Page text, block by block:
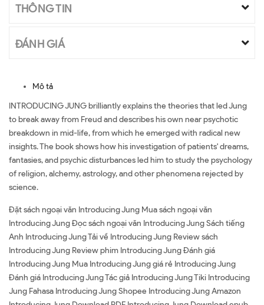
THÔNG TIN
ĐÁNH GIÁ
Mô tả
INTRODUCING JUNG brilliantly explains the theories that led Jung
to break away from Freud and describes his own near psychotic
breakdown in mid-life, from which he emerged with radical new
insights. The book shows how his investigation of patients' dreams,
fantasies, and psychic disturbances led him to study the psychology
of religion, alchemy, astrology, and other phenomena rejected by
science.
Đặt sách ngoại văn Introducing Jung Mua sách ngoại văn
Introducing Jung Đọc sách ngoại văn Introducing Jung Sách tiếng
Anh Introducing Jung Tải về Introducing Jung Review sách
Introducing Jung Review phim Introducing Jung Đánh giá
Introducing Jung Mua Introducing Jung giá rẻ Introducing Jung
Đánh giá Introducing Jung Tác giả Introducing Jung Tiki Introducing
Jung Fahasa Introducing Jung Shopee Introducing Jung Amazon